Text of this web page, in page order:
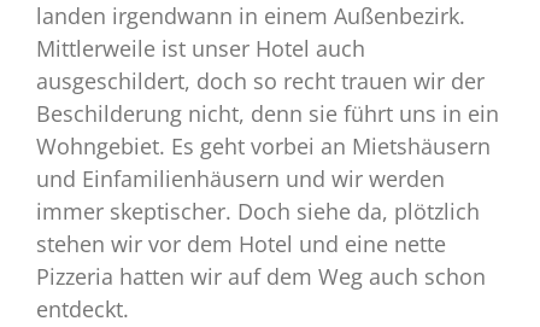
landen irgendwann in einem Außenbezirk.
Mittlerweile ist unser Hotel auch
ausgeschildert, doch so recht trauen wir der
Beschilderung nicht, denn sie führt uns in ein
Wohngebiet. Es geht vorbei an Mietshäusern
und Einfamilienhäusern und wir werden
immer skeptischer. Doch siehe da, plötzlich
stehen wir vor dem Hotel und eine nette
Pizzeria hatten wir auf dem Weg auch schon
entdeckt.